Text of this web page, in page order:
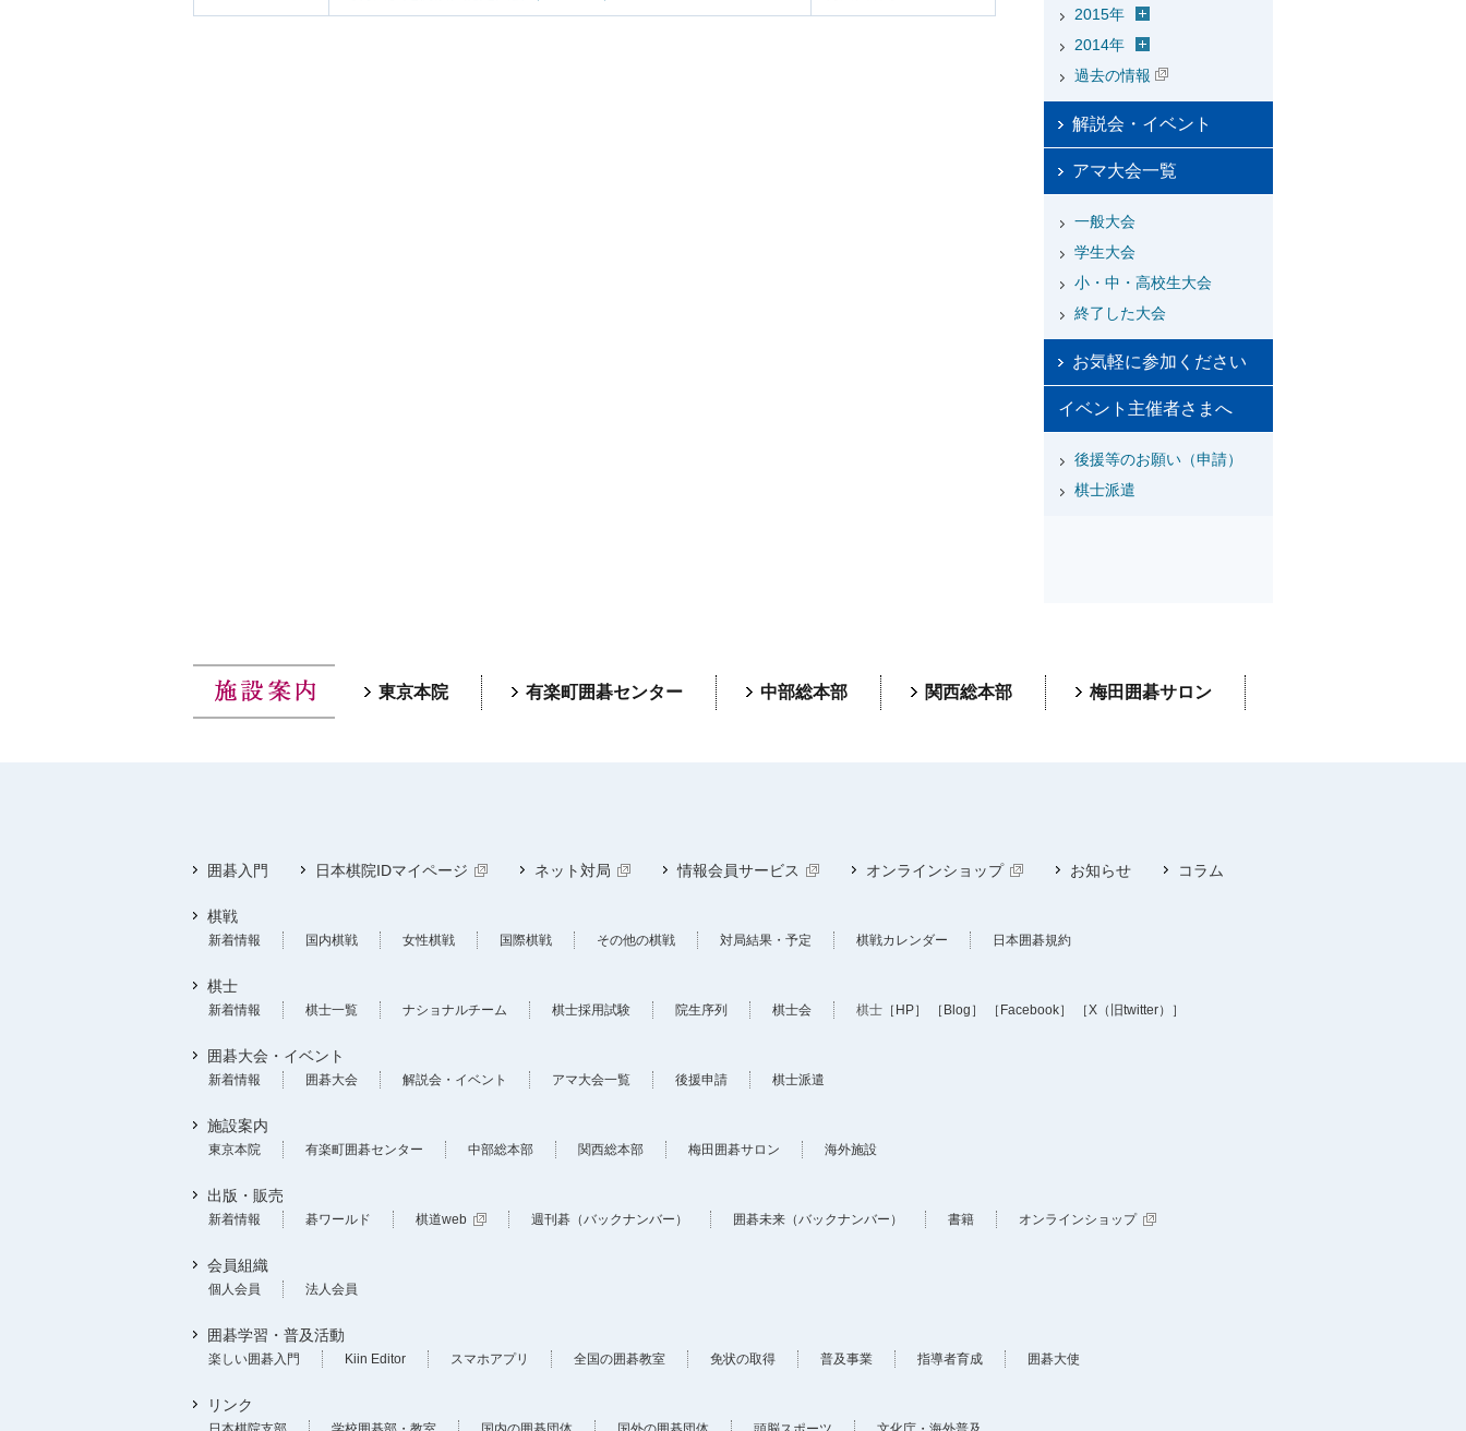
2015年
2014年
過去の情報
解説会・イベント
アマ大会一覧
一般大会
学生大会
小・中・高校生大会
終了した大会
お気軽に参加ください
イベント主催者さまへ
後援等のお願い（申請）
棋士派遣
東京本院 有楽町囲碁センター 中部総本部 関西総本部 梅田囲碁サロン
囲碁入門 日本棋院IDマイページ ネット対局 情報会員サービス オンラインショップ お知らせ コラム
棋戦
新着情報 国内棋戦 女性棋戦 国際棋戦 その他の棋戦 対局結果・予定 棋戦カレンダー 日本囲碁規約
棋士
新着情報 棋士一覧 ナショナルチーム 棋士採用試験 院生序列 棋士会 棋士 ［HP］ ［Blog］ ［Facebook］ ［X（旧twitter）］
囲碁大会・イベント
新着情報 囲碁大会 解説会・イベント アマ大会一覧 後援申請 棋士派遣
施設案内
東京本院 有楽町囲碁センター 中部総本部 関西総本部 梅田囲碁サロン 海外施設
出版・販売
新着情報 碁ワールド 棋道web 週刊碁（バックナンバー） 囲碁未来（バックナンバー） 書籍 オンラインショップ
会員組織
個人会員 法人会員
囲碁学習・普及活動
楽しい囲碁入門 Kiin Editor スマホアプリ 全国の囲碁教室 免状の取得 普及事業 指導者育成 囲碁大使
リンク